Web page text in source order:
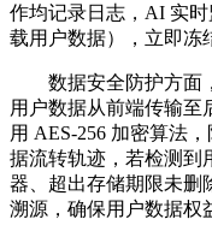
作均记录日志，AI 实
载用户数据），立即冻
数据安全防护方面
用户数据从前端传输至
用 AES-256 加密算法
据流转轨迹，若检测到
器、超出存储期限未删
溯源，确保用户数据权